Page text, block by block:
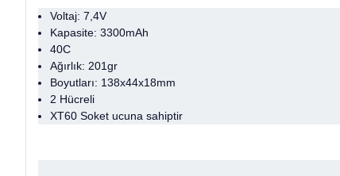
Voltaj: 7,4V
Kapasite: 3300mAh
40C
Ağırlık: 201gr
Boyutları: 138x44x18mm
2 Hücreli
XT60 Soket ucuna sahiptir